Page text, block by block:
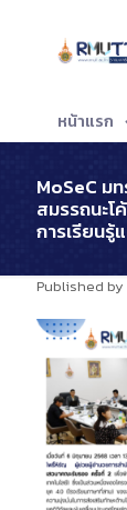
หน้าแรก
MoSeC ม
สมรรถนะโ
การเรียนรู้
Published by